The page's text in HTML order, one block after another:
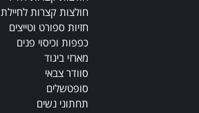
חולצות קצרות לחיילת
חזיות ספורט וטייצים
כפפות וכיסוי פנים
מארזי ביגוד
סוודר צבאי
סופטשלים
תחתוני נשים